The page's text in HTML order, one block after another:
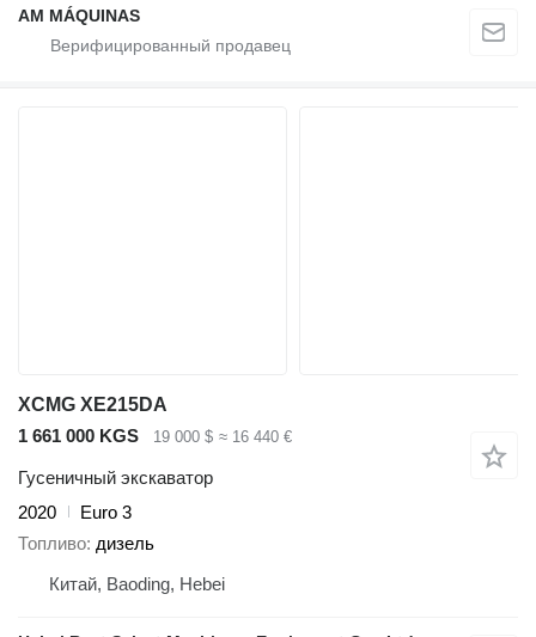
AM MÁQUINAS
XCMG XE215DA
1 661 000 KGS
19 000 $ ≈ 16 440 €
Гусеничный экскаватор
2020
Euro 3
Топливо дизель
Китай, Baoding, Hebei